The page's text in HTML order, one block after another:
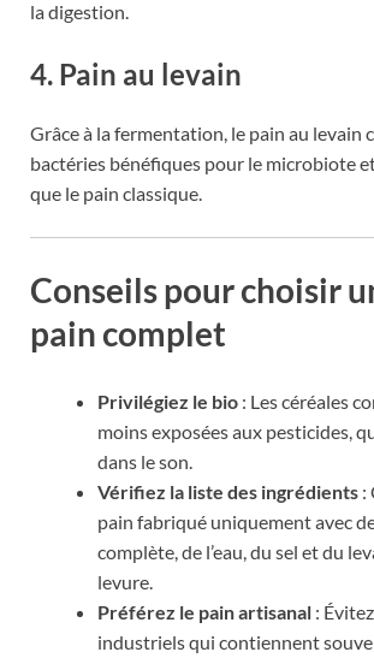
la digestion.
4. Pain au levain
Grâce à la fermentation, le pain au levain
bactéries bénéfiques pour le microbiote
que le pain classique.
Conseils pour choisir
pain complet
Privilégiez le bio : Les céréales
moins exposées aux pesticides,
dans le son.
Vérifiez la liste des ingrédients :
pain fabriqué uniquement avec
complète, de l’eau, du sel et du
levure.
Préférez le pain artisanal :
industriels qui contiennent